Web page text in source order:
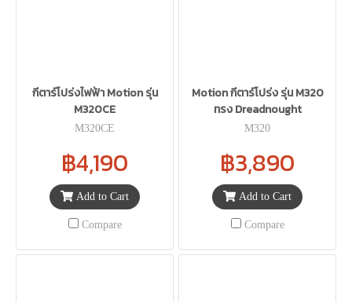
กีตาร์โปร่งไฟฟ้า Motion รุ่น
M320CE
M320CE
฿4,190
Add to Cart
Compare
Motion กีตาร์โปร่ง รุ่น M320
ทรง Dreadnought
M320
฿3,890
Add to Cart
Compare